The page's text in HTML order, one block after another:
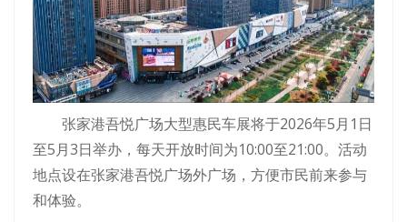
张家港吾悦广场大型惠民车展将于2026年5月1日
至5月3日举办，每天开放时间为10:00至21:00。活动
地点设在张家港吾悦广场外广场，方便市民前来参与
和体验。